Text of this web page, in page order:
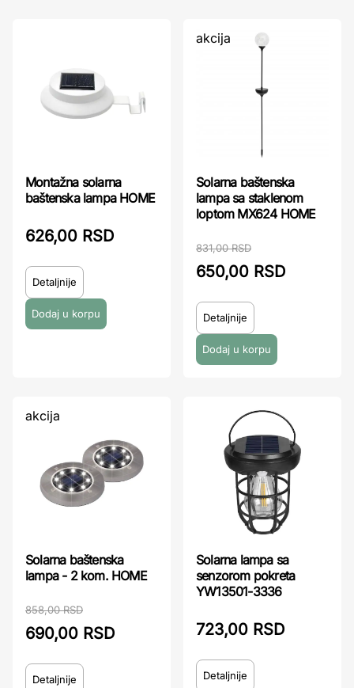
Montažna solarna
baštenska lampa HOME
626,00 RSD
Detaljnije
akcija
Solarna baštenska
lampa sa staklenom
loptom MX624 HOME
831,00 RSD
650,00 RSD
Detaljnije
akcija
Solarna baštenska
lampa - 2 kom. HOME
858,00 RSD
690,00 RSD
Detaljnije
Solarna lampa sa
senzorom pokreta
YW13501-3336
723,00 RSD
Detaljnije